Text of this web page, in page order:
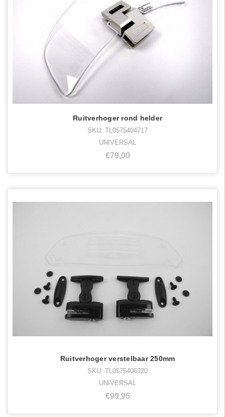
Ruitverhoger rond helder
SKU: TL0575404717
UNIVERSAL
€79,00
Ruitverhoger verstelbaar 250mm
SKU: TL0575406320
UNIVERSAL
€99,95